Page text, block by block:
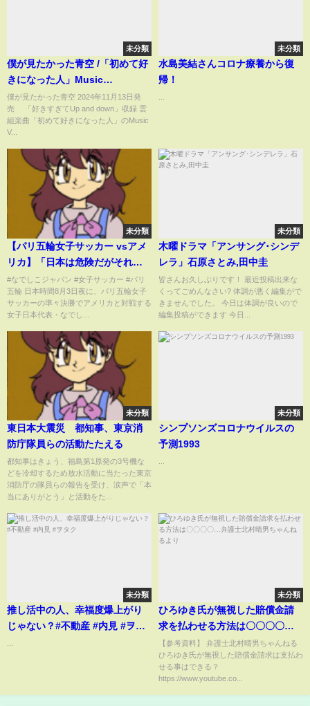
未分類
僕が見たかった青空 /「初めて好
きになった人」Music
Video（YouTube ver.）
僕が見たかった青空 2024年11月13日発
売 「好きすぎてUp and down」収録 雲
組楽曲「初めて好きになった人」のMusic
V...
未分類
水島美結さんコロナ療養から復
帰！
未分類
【パリ五輪女子サッカー vsアメ
リカ】「日本は危険だがそれで
も…」なでしこの準々決勝で海
外メディアが予想合戦展開‼︎
#なでしこジャパン #女子サッカー #パリ
五輪 日本時間8月3日夜に、パリ五輪女子
サッカーの準々決勝でアメリカと対戦する
女子日本代表・なでし...
未分類
木曜ドラマ「アンサング･シンデ
レラ」石原さとみ,田中圭
皆さんお久しぶりです！ 最近投稿出来な
くってごめんなさい? 体調が悪く編集がで
きませんでした。 今日は体調が良いので
編集投稿ができます 今日...
未分類
東日本大震災 都知事、東京消
防庁隊員らの活動たたえる
都知事はきょう、福島第1原発の3号機な
どを冷却するため放水活動に当たった東京
消防庁の隊員らの報告を受け、涙声で「本
当にありがとう」と活動をた...
未分類
シンプソンズコロナウイルスの
予測1993
未分類
推し活中の人、幸福度爆上がり
じゃない？#不動産 #内見 #ヲタ
未分類
ひろゆき氏が無視した賠償金請
求を払わせる方法は〇〇〇〇…
弁護士北村晴男ちゃんねるより
【参考資料】 弁護士北村晴男ちゃんねる
ひろゆき氏が無視した賠償金請求は支払わ
せる事はできる？
https://www.youtube.co...